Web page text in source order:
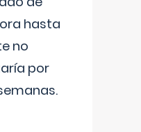
hasta
no
por